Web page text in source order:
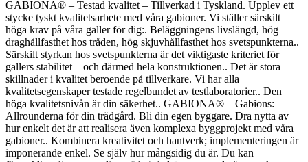
GABIONA® – Testad kvalitet – Tillverkad i Tyskland. Upplev ett
stycke tyskt kvalitetsarbete med våra gabioner. Vi ställer särskilt
höga krav på våra galler för dig:. Beläggningens livslängd, hög
draghållfasthet hos tråden, hög skjuvhållfasthet hos svetspunkterna..
Särskilt styrkan hos svetspunkterna är det viktigaste kriteriet för
gallers stabilitet – och därmed hela konstruktionen.. Det är stora
skillnader i kvalitet beroende på tillverkare. Vi har alla
kvalitetsegenskaper testade regelbundet av testlaboratorier.. Den
höga kvalitetsnivån är din säkerhet.. GABIONA® – Gabions:
Allrounderna för din trädgård. Bli din egen byggare. Dra nytta av
hur enkelt det är att realisera även komplexa byggprojekt med våra
gabioner.. Kombinera kreativitet och hantverk; implementeringen är
imponerande enkel. Se själv hur mångsidig du är. Du kan